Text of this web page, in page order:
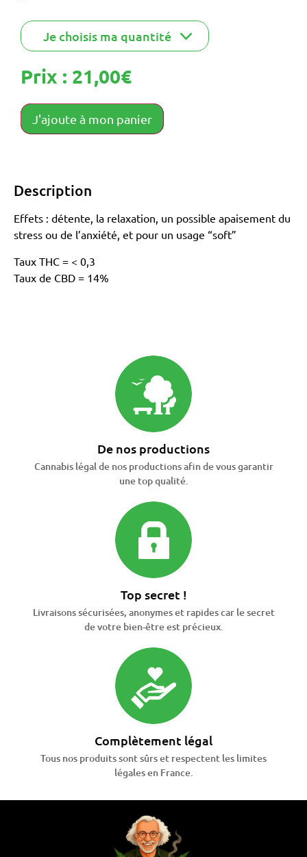
Prix : 21,00€
J'ajoute à mon panier
Description
Effets : détente, la relaxation, un possible apaisement du
stress ou de l’anxiété, et pour un usage “soft”
Taux THC = < 0,3
Taux de CBD = 14%
De nos productions
Cannabis légal de nos productions afin de vous garantir
une top qualité.
Top secret !
Livraisons sécurisées, anonymes et rapides car le secret
de votre bien-être est précieux.
Complètement légal
Tous nos produits sont sûrs et respectent les limites
légales en France.